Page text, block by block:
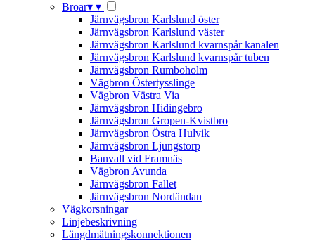
Broar▾ ▾
Järnvägsbron Karlslund öster
Järnvägsbron Karlslund väster
Järnvägsbron Karlslund kvarnspår kanalen
Järnvägsbron Karlslund kvarnspår tuben
Järnvägsbron Rumboholm
Vägbron Östertysslinge
Vägbron Västra Via
Järnvägsbron Hidingebro
Järnvägsbron Gropen-Kvistbro
Järnvägsbron Östra Hulvik
Järnvägsbron Ljungstorp
Banvall vid Framnäs
Vägbron Avunda
Järnvägsbron Fallet
Järnvägsbron Nordändan
Vägkorsningar
Linjebeskrivning
Längdmätningskonnektionen